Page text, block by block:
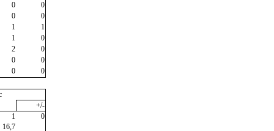
0
0
0
0
1
1
1
0
2
0
0
0
0
0
+/-
1
0
16,7